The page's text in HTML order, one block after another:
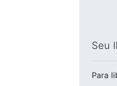
Seu
Para